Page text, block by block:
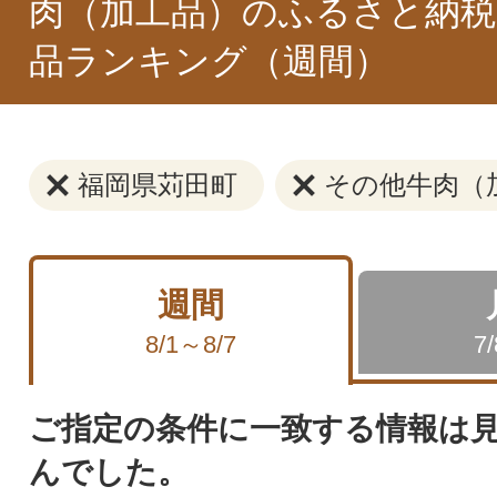
肉（加工品）のふるさと納
品ランキング（週間）
福岡県苅田町 その他牛肉（
週間
8/1～8/7
ご指定の条件に一致する情報は
んでした。